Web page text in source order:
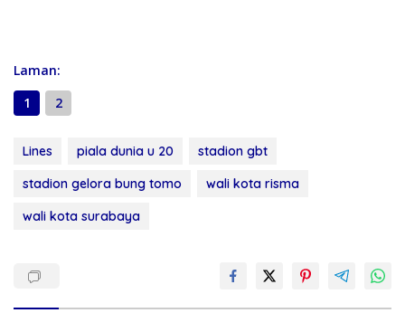
Laman:
1
2
Lines piala dunia u 20
stadion gbt
stadion gelora bung tomo
wali kota risma
wali kota surabaya